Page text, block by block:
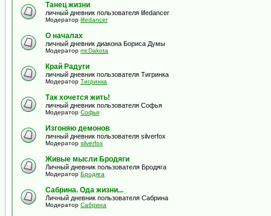
Танец жизни
личный дневник пользователя lifedancer
Модератор lifedancer
О началах
личный дневник диакона Бориса Думы
Модератор mr.Dakota
Край Радуги
личный дневник пользователя Тигринка
Модератор Тигринка
Так хочется жить!
личный дневник пользователя Софья
Модератор Софья
Изгоняю демонов
личный дневник пользователя silverfox
Модератор silverfox
Живые мысли Бродяги
Личный дневник пользователя Бродяга
Модератор Бродяга
Сабрина. Ода жизни...
Личный дневник пользователя Сабрина
Модератор Сабрина